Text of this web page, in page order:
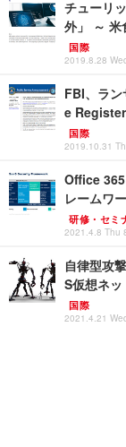
チューリ
外」 ～ 米
国際
2019.8.28
FBI、ラ
e Register
国際
2019.10.31
Office
レームワ
研修・セミ
2021.4.8 Thu
自律型攻
S仮想ネ
国際
2021.4.21